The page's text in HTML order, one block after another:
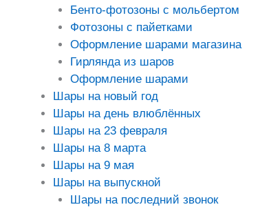
Бенто-фотозоны с мольбертом
Фотозоны с пайетками
Оформление шарами магазина
Гирлянда из шаров
Оформление шарами
Шары на новый год
Шары на день влюблённых
Шары на 23 февраля
Шары на 8 марта
Шары на 9 мая
Шары на выпускной
Шары на последний звонок